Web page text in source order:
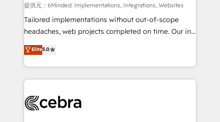
processes, and data to drive revenue efficiency. 🔹
Integrations: Connect HubSpot with your tech stack
for better adoption. 🔹 Custom Solutions: Build
SOC 2 Type II and ISO 27001 certified, reinforcing
our commitment to data security and compliance. At
提供元：6Minded: Implementations, Integrations, Websites
Tailored implementations without out-of-scope
headaches, web projects completed on time. Our in-
house team of certified CRM architects, experts,
developers, designers, and marketers handles all
aspects of your HubSpot. ✨ 400+ global clients ✨
100+ seamless migrations from 15+ different CRMs
implementations, and 5,000+ pages ✨ CS: Clients
Elite5.0